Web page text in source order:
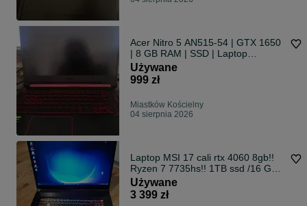
Acer Nitro 5 AN515-54 | GTX 1650
| 8 GB RAM | SSD | Laptop
gamingowy
Używane
999 zł
Miastków Kościelny
04 sierpnia 2026
Laptop MSI 17 cali rtx 4060 8gb!!
Ryzen 7 7735hs!! 1TB ssd /16 GB
Używane
3 399 zł